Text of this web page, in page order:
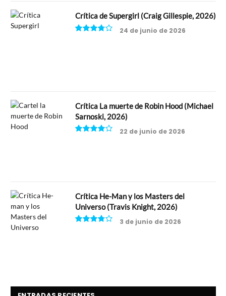
Crítica de Supergirl (Craig Gillespie, 2026)
24 de junio de 2026
Crítica La muerte de Robin Hood (Michael
Sarnoski, 2026)
22 de junio de 2026
Crítica He-Man y los Masters del
Universo (Travis Knight, 2026)
3 de junio de 2026